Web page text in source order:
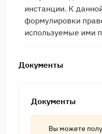
инстанции. К
формулировки
используемые ими
Документы
Документы
Вы можете